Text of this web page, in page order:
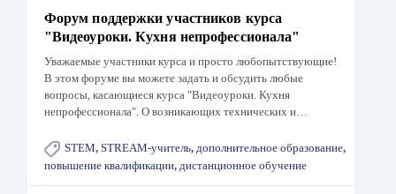
Форум поддержки участников курса
"Видеоуроки. Кухня непрофессионала"
Уважаемые участники курса и просто любопытствующие!
В этом форуме вы можете задать и обсудить любые
вопросы, касающиеся курса "Видеоуроки. Кухня
непрофессионала". О возникающих технических и…
STEM, STREAM-учитель, дополнительное образование,
повышение квалификации, дистанционное обучение